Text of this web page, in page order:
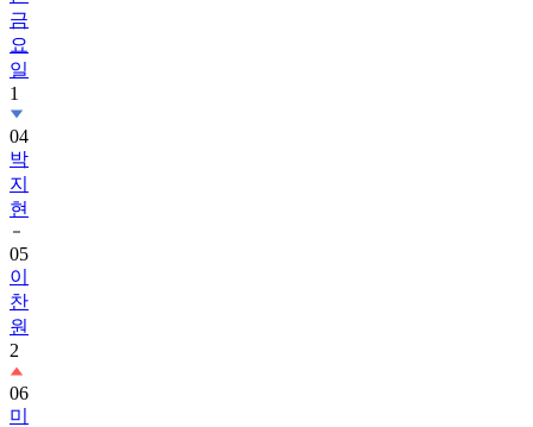
금
요
일
1
04
박
지
현
05
이
찬
원
2
06
미